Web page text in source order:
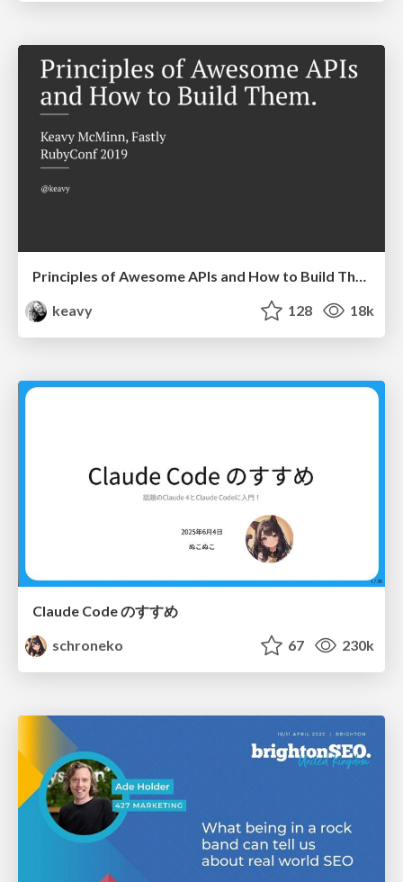
Principles of Awesome APIs and How to Build Them.
keavy
128 18k
Claude Code のすすめ
schroneko
67 230k